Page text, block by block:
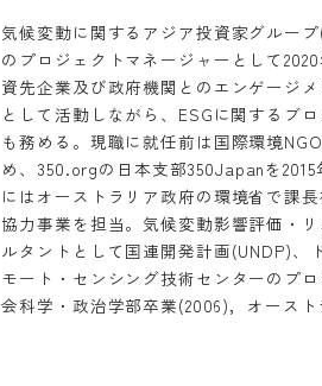
気候変動に関するアジア投資家グルー
のプロジェクトマネージャーとして
資先企業及び政府機関とのエンゲージ
として活動しながら、ESGに関するブ
も務める。現職に就任前は国際環境
め、350.orgの日本支部350Japanを
にはオーストラリア政府の環境省で課
協力事業を担当。気候変動影響評価・
ルタントとして国連開発計画(UNDP)、
モート・センシング技術センターのプ
会科学・政治学部卒業(2006)，オース